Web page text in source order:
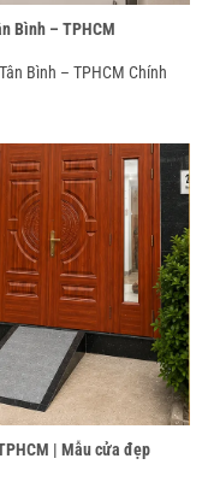
Bình – TPHCM
Bình – TPHCM Chính
| Mẫu cửa đẹp